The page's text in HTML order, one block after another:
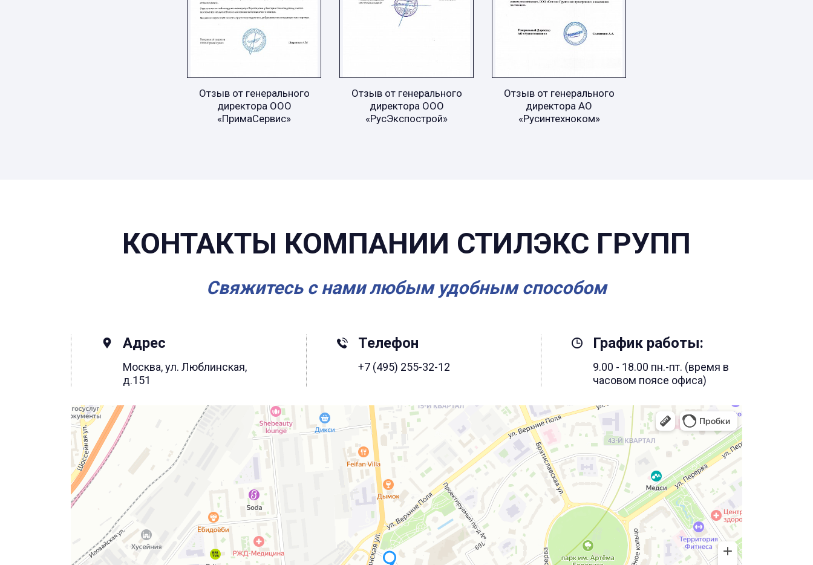
Отзыв от генерального
директора ООО
«ПримаСервис»
Отзыв от генерального
директора ООО
«РусЭкспострой»
Отзыв от генерального
директора АО
«Русинтехноком»
КОНТАКТЫ КОМПАНИИ СТИЛЭКС ГРУПП
Свяжитесь с нами любым удобным способом
Адрес
Москва, ул. Люблинская,
д.151
Телефон
+7 (495) 255-32-12
График работы:
9.00 - 18.00 пн.-пт. (время в
часовом поясе офиса)